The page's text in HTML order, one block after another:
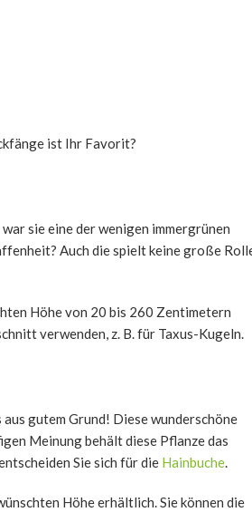
ist Ihr Favorit?
sie eine der wenigen immergrünen
Auch die spielt keine große
Höhe von 20 bis 260 Zentimetern
verwenden, z. B. für Taxus-Kugeln.
gutem Grund! Diese wunderschöne
Meinung behält diese Pflanze das
Sie sich für die Hainbuche.
Höhe erhältlich. Sie können die